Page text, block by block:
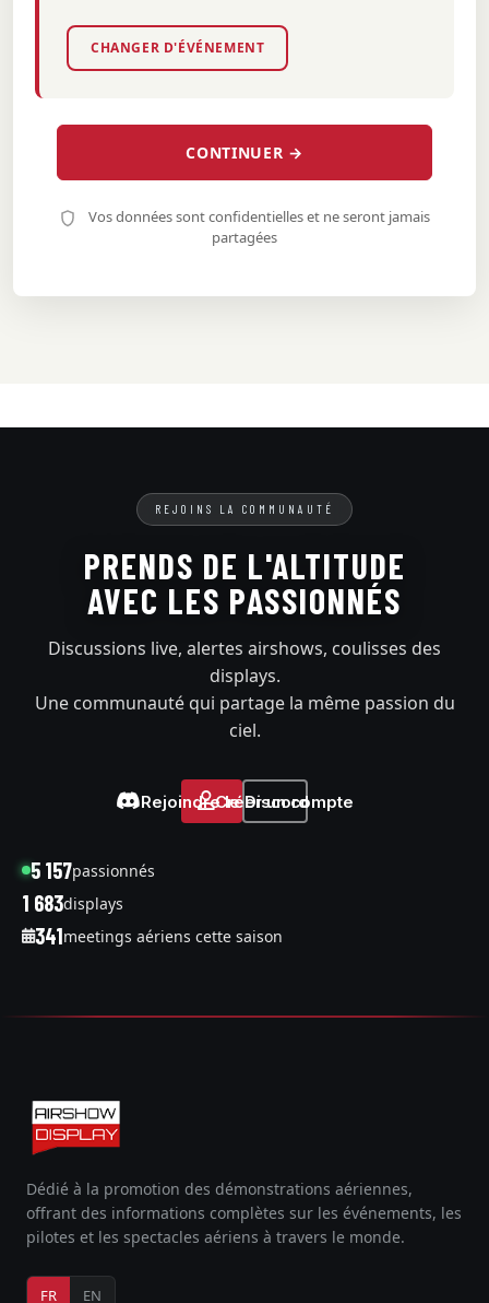
CHANGER D'ÉVÉNEMENT
CONTINUER →
Vos données sont confidentielles et ne seront jamais
partagées
REJOINS LA COMMUNAUTÉ
PRENDS DE L'ALTITUDE
AVEC LES PASSIONNÉS
Discussions live, alertes airshows, coulisses des
displays.
Une communauté qui partage la même passion du
ciel.
Rejoindre le Discord
Créer un compte
5 157passionnés
1 683displays
341meetings aériens cette saison
Dédié à la promotion des démonstrations aériennes,
offrant des informations complètes sur les événements, les
pilotes et les spectacles aériens à travers le monde.
FR EN